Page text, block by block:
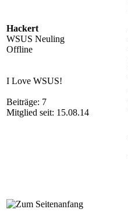
Hackert
WSUS Neuling
Offline
I Love WSUS!
Beiträge: 7
Mitglied seit: 15.08.14